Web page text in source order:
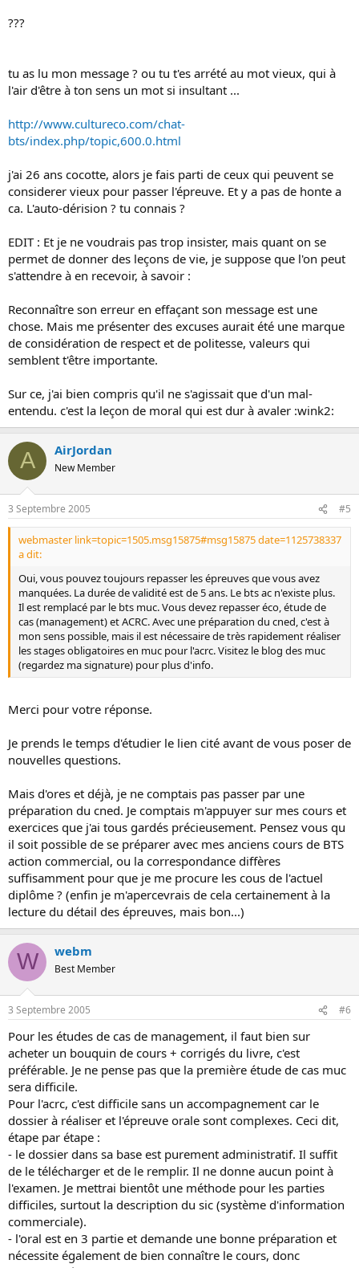
???
tu as lu mon message ? ou tu t'es arrété au mot vieux, qui à
l'air d'être à ton sens un mot si insultant ...
http://www.cultureco.com/chat-
bts/index.php/topic,600.0.html
j'ai 26 ans cocotte, alors je fais parti de ceux qui peuvent se
considerer vieux pour passer l'épreuve. Et y a pas de honte a
ca. L'auto-dérision ? tu connais ?
EDIT : Et je ne voudrais pas trop insister, mais quant on se
permet de donner des leçons de vie, je suppose que l'on peut
s'attendre à en recevoir, à savoir :
Reconnaître son erreur en effaçant son message est une
chose. Mais me présenter des excuses aurait été une marque
de considération de respect et de politesse, valeurs qui
semblent t'être importante.
Sur ce, j'ai bien compris qu'il ne s'agissait que d'un mal-
entendu. c'est la leçon de moral qui est dur à avaler :wink2:
A AirJordan
New Member
3 Septembre 2005 #5
webmaster link=topic=1505.msg15875#msg15875 date=1125738337
a dit:
Oui, vous pouvez toujours repasser les épreuves que vous avez
manquées. La durée de validité est de 5 ans. Le bts ac n'existe plus.
Il est remplacé par le bts muc. Vous devez repasser éco, étude de
cas (management) et ACRC. Avec une préparation du cned, c'est à
mon sens possible, mais il est nécessaire de très rapidement réaliser
les stages obligatoires en muc pour l'acrc. Visitez le blog des muc
(regardez ma signature) pour plus d'info.
Merci pour votre réponse.
Je prends le temps d'étudier le lien cité avant de vous poser de
nouvelles questions.
Mais d'ores et déjà, je ne comptais pas passer par une
préparation du cned. Je comptais m'appuyer sur mes cours et
exercices que j'ai tous gardés précieusement. Pensez vous qu
il soit possible de se préparer avec mes anciens cours de BTS
action commercial, ou la correspondance diffères
suffisamment pour que je me procure les cous de l'actuel
diplôme ? (enfin je m'apercevrais de cela certainement à la
lecture du détail des épreuves, mais bon...)
W webm
Best Member
3 Septembre 2005 #6
Pour les études de cas de management, il faut bien sur
acheter un bouquin de cours + corrigés du livre, c'est
préférable. Je ne pense pas que la première étude de cas muc
sera difficile.
Pour l'acrc, c'est difficile sans un accompagnement car le
dossier à réaliser et l'épreuve orale sont complexes. Ceci dit,
étape par étape :
- le dossier dans sa base est purement administratif. Il suffit
de le télécharger et de le remplir. Il ne donne aucun point à
l'examen. Je mettrai bientôt une méthode pour les parties
difficiles, surtout la description du sic (système d'information
commerciale).
- l'oral est en 3 partie et demande une bonne préparation et
nécessite également de bien connaître le cours, donc